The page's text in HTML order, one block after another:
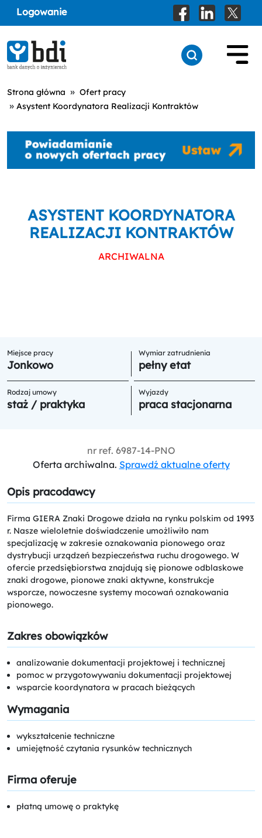
Logowanie
Strona główna » Ofert pracy
» Asystent Koordynatora Realizacji Kontraktów
ASYSTENT KOORDYNATORA
REALIZACJI KONTRAKTÓW
ARCHIWALNA
Miejsce pracy
Jonkowo
Wymiar zatrudnienia
pełny etat
Rodzaj umowy
staż / praktyka
Wyjazdy
praca stacjonarna
nr ref. 6987-14-PNO
Oferta archiwalna. Sprawdź aktualne oferty
Opis pracodawcy
Firma GIERA Znaki Drogowe działa na rynku polskim od 1993
r. Nasze wieloletnie doświadczenie umożliwiło nam
specjalizację w zakresie oznakowania pionowego oraz
dystrybucji urządzeń bezpieczeństwa ruchu drogowego. W
ofercie przedsiębiorstwa znajdują się pionowe odblaskowe
znaki drogowe, pionowe znaki aktywne, konstrukcje
wsporcze, nowoczesne systemy mocowań oznakowania
pionowego.
Zakres obowiązków
analizowanie dokumentacji projektowej i technicznej
pomoc w przygotowywaniu dokumentacji projektowej
wsparcie koordynatora w pracach bieżących
Wymagania
wykształcenie techniczne
umiejętność czytania rysunków technicznych
Firma oferuje
płatną umowę o praktykę